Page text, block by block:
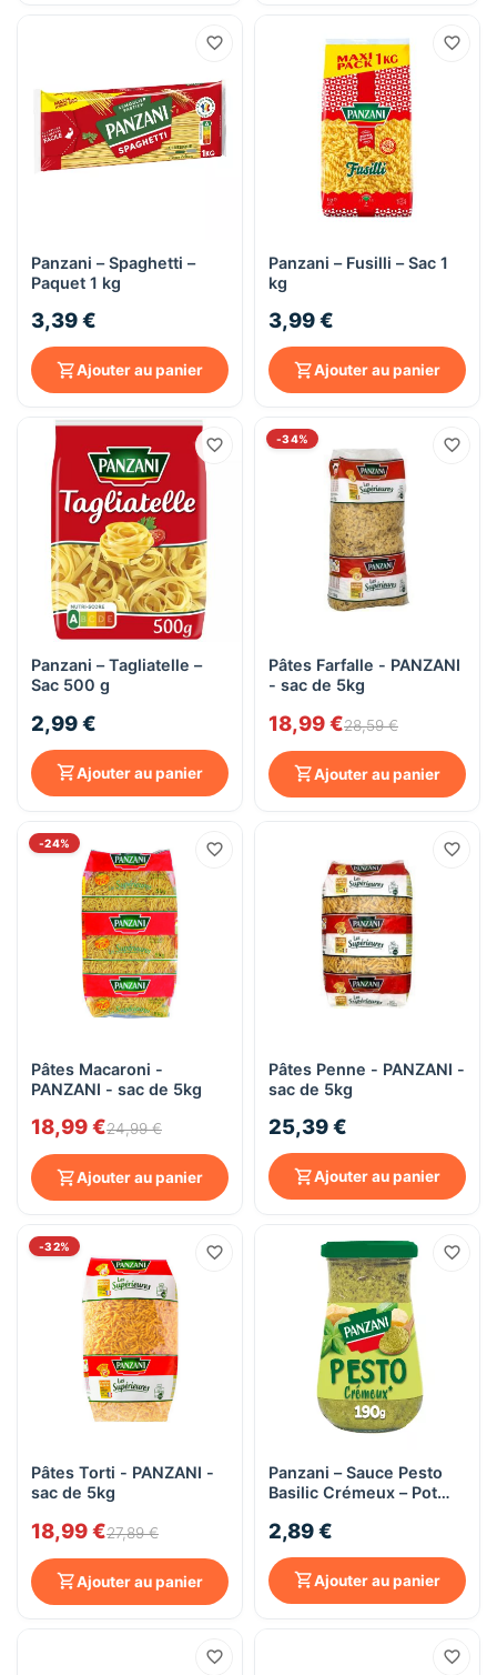
Panzani – Spaghetti –
Paquet 1 kg
3,39 €
Ajouter au panier
Panzani – Fusilli – Sac 1
kg
3,99 €
Ajouter au panier
Panzani – Tagliatelle –
Sac 500 g
2,99 €
Ajouter au panier
-34%
Pâtes Farfalle - PANZANI
- sac de 5kg
18,99 €28,59 €
Ajouter au panier
-24%
Pâtes Macaroni -
PANZANI - sac de 5kg
18,99 €24,99 €
Ajouter au panier
Pâtes Penne - PANZANI -
sac de 5kg
25,39 €
Ajouter au panier
-32%
Pâtes Torti - PANZANI -
sac de 5kg
18,99 €27,89 €
Ajouter au panier
Panzani – Sauce Pesto
Basilic Crémeux – Pot
2,89 €
Ajouter au panier